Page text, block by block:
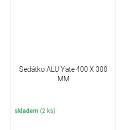
Sedátko ALU Yate 400 X 300
MM
skladem (2 ks)